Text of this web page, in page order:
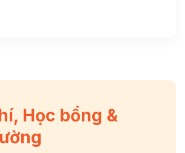
Học bổng &